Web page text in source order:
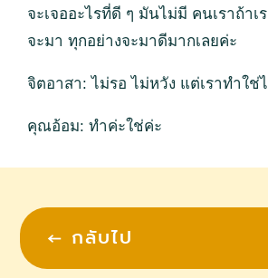
จะเจออะไรที่ดี ๆ มันไม่มี คนเราถ้าเ
จะมา ทุกอย่างจะมาดีมากเลยค่ะ
จิตอาสา: ไม่รอ ไม่หวัง แต่เราทำใช่
คุณอ้อม: ทำค่ะใช่ค่ะ
← กลับไป